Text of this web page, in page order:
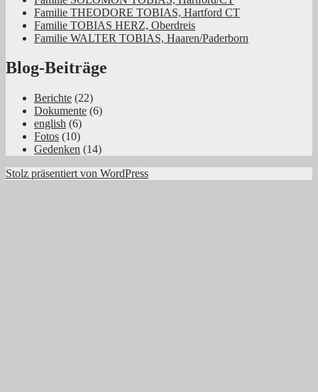
Familie THEODORE TOBIAS, Hartford CT
Familie TOBIAS HERZ, Oberdreis
Familie WALTER TOBIAS, Haaren/Paderborn
Blog-Beiträge
Berichte (22)
Dokumente (6)
english (6)
Fotos (10)
Gedenken (14)
Stolz präsentiert von WordPress